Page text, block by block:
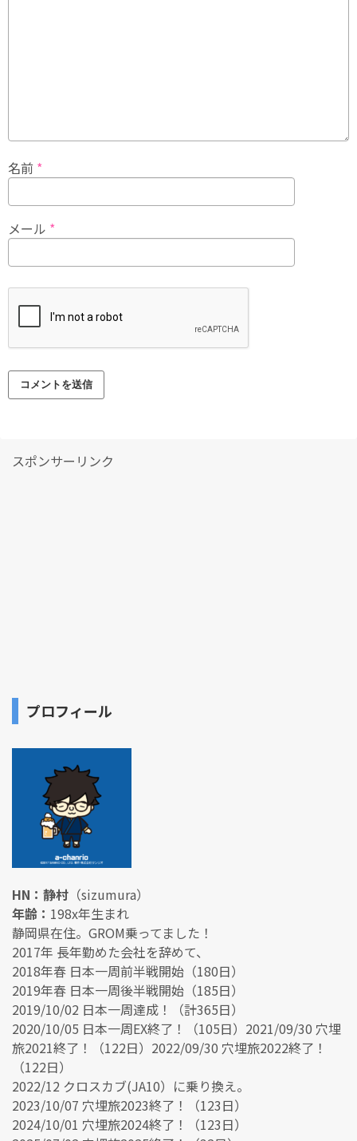
名前 *
メール *
スポンサーリンク
プロフィール
HN：静村 （sizumura）
年齢： 198x年生まれ
静岡県在住。GROM乗ってました！
2017年 長年勤めた会社を辞めて、
2018年春 日本一周前半戦開始（180日）
2019年春 日本一周後半戦開始（185日）
2019/10/02 日本一周達成！（計365日）
2020/10/05 日本一周EX終了！（105日）2021/09/30 穴埋
旅2021終了！（122日）2022/09/30 穴埋旅2022終了！
（122日）
2022/12 クロスカブ(JA10）に乗り換え。
2023/10/07 穴埋旅2023終了！（123日）
2024/10/01 穴埋旅2024終了！（123日）